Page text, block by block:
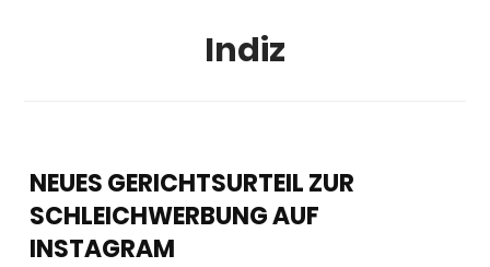
Indiz
NEUES GERICHTSURTEIL ZUR
SCHLEICHWERBUNG AUF
INSTAGRAM